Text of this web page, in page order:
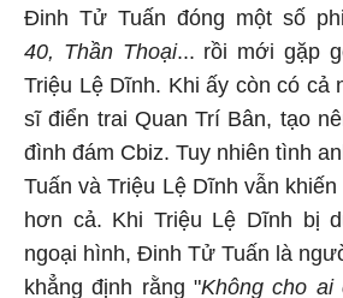
Đinh Tử Tuấn đóng một số
40, Thần Thoại... rồi mới gặp
Triệu Lệ Dĩnh. Khi ấy còn có cả
sĩ điển trai Quan Trí Bân, tạo
đình đám Cbiz. Tuy nhiên tình
Tuấn và Triệu Lệ Dĩnh vẫn
hơn cả. Khi Triệu Lệ Dĩnh bị
ngoại hình, Đinh Tử Tuấn là
khẳng định rằng "Không cho ai